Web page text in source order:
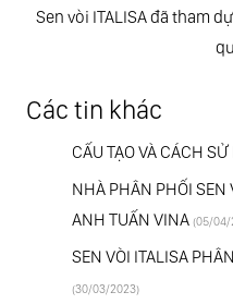
Sen vòi ITALISA đã tham
Các tin khác
CẤU TẠO VÀ CÁCH
NHÀ PHÂN PHỐI SEN
ANH TUẤN VINA (05/04/
SEN VÒI ITALISA
(30/03/2023)